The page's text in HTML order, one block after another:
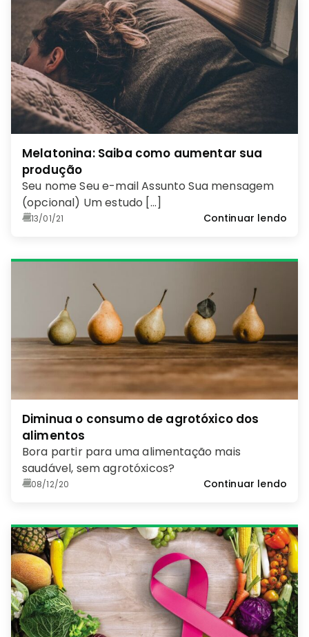
Melatonina: Saiba como aumentar sua
produção
Seu nome Seu e-mail Assunto Sua mensagem
(opcional) Um estudo […]
13/01/21 Continuar lendo
Diminua o consumo de agrotóxico dos
alimentos
Bora partir para uma alimentação mais
saudável, sem agrotóxicos?
08/12/20 Continuar lendo